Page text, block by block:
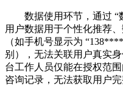
数据使用环节，通过 “
用户数据用于个性化推荐
（如手机号显示为
别），无法关联用户真实
台工作人员仅能在授权范
咨询记录，无法获取用户